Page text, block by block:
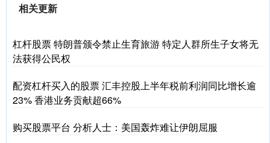
相关更新
杠杆股票 特朗普颁令禁止生育旅游 特定人群所生子女将无
法获得公民权
配资杠杆买入的股票 汇丰控股上半年税前利润同比增长逾
23% 香港业务贡献超66%
购买股票平台 分析人士：美国轰炸难让伊朗屈服